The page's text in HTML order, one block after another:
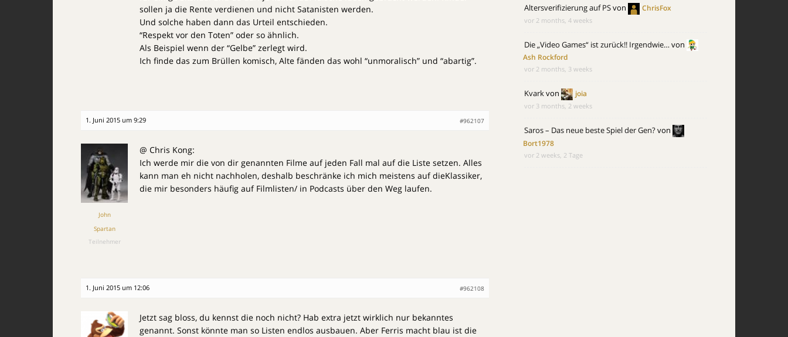
sollen ja die Rente verdienen und nicht Satanisten werden.
Und solche haben dann das Urteil entschieden.
“Respekt vor den Toten” oder so ähnlich.
Als Beispiel wenn der “Gelbe” zerlegt wird.
Ich finde das zum Brüllen komisch, Alte fänden das wohl “unmoralisch” und “abartig”.
1. Juni 2015 um 9:29 #962107
John
Spartan
Teilnehmer
@ Chris Kong:
Ich werde mir die von dir genannten Filme auf jeden Fall mal auf die Liste setzen. Alles
kann man eh nicht nachholen, deshalb beschränke ich mich meistens auf dieKlassiker,
die mir besonders häufig auf Filmlisten/ in Podcasts über den Weg laufen.
1. Juni 2015 um 12:06 #962108
Jetzt sag bloss, du kennst die noch nicht? Hab extra jetzt wirklich nur bekanntes
genannt. Sonst könnte man so Listen endlos ausbauen. Aber Ferris macht blau ist die
Altersverifizierung auf PSvon ChrisFox
vor 2 months, 4 weeks
Die „Video Games“ ist zurück!! Irgendwie…von
Ash Rockford
vor 2 months, 3 weeks
Kvarkvon joia
vor 3 months, 2 weeks
Saros – Das neue beste Spiel der Gen?von
Bort1978
vor 2 weeks, 2 Tage